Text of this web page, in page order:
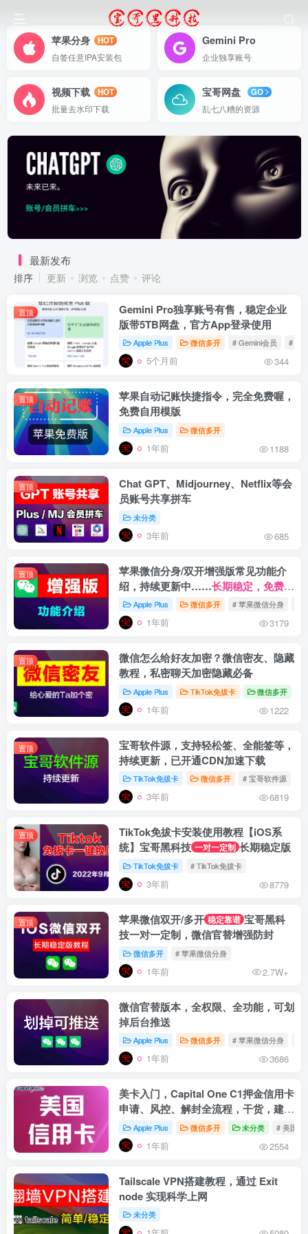
苹果分身
HOT
自签任意IPA安装包
Gemini Pro
企业独享账号
视频下载
HOT
批量去水印下载
宝哥网盘
GO
乱七八糟的资源
最新发布
排序 更新 浏览 点赞 评论
置顶
Gemini Pro独享账号有售，稳定企业
版带5TB网盘，官方App登录使用
Apple Plus 微信多开 # Gemini会员 #
5个月前 344
置顶
苹果自动记账快捷指令，完全免费喔，
免费自用模版
Apple Plus 微信多开
1年前 1188
置顶
Chat GPT、Midjourney、Netflix等会
员账号共享拼车
未分类
3年前 685
置顶
苹果微信分身/双开增强版常见功能介
绍，持续更新中……长期稳定，免费更
新。Apple Plus 微信多开 # 苹果微信分身
1年前 3179
置顶
微信怎么给好友加密？微信密友、隐藏
教程，私密聊天加密隐藏必备
Apple Plus TikTok免拔卡 微信多开
1年前 1222
置顶
宝哥软件源，支持轻松签、全能签等，
持续更新，已开通CDN加速下载
TikTok免拔卡 微信多开 # 宝哥软件源
3年前 6819
置顶
TikTok免拔卡安装使用教程【iOS系
统】宝哥黑科技 一对一定制 长期稳定版
TikTok免拔卡 # TikTok免拔卡
3年前 8779
置顶 苹果微信双开/多开 稳定靠谱 宝哥黑科
技一对一定制，微信官替增强防封
微信多开 # 苹果微信分身
1年前 2.7W+
微信官替版本，全权限、全功能，可划
掉后台推送
Apple Plus 微信多开 # 苹果微信分身
1年前 3686
美卡入门，Capital One C1押金信用卡
申请、风控、解封全流程，干货，建议
收藏Apple Plus 微信多开 未分类 # 美国信
1年前 2554
Tailscale VPN搭建教程，通过 Exit
node 实现科学上网
未分类